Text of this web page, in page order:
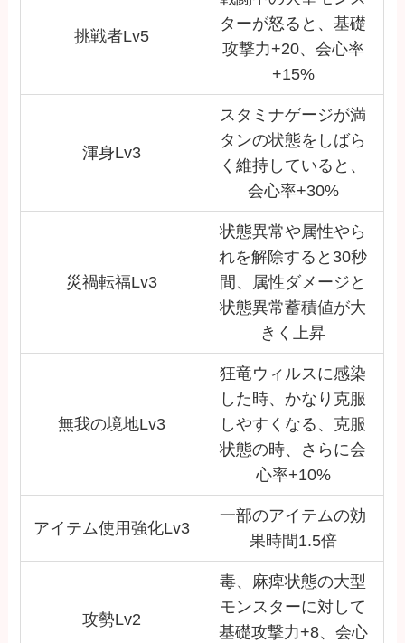
挑戦者Lv5
ターが怒ると、基礎
攻撃力+20、会心率
+15%
渾身Lv3
スタミナゲージが満
タンの状態をしばら
く維持していると、
会心率+30%
災禍転福Lv3
状態異常や属性やら
れを解除すると30秒
間、属性ダメージと
状態異常蓄積値が大
きく上昇
無我の境地Lv3
狂竜ウィルスに感染
した時、かなり克服
しやすくなる、克服
状態の時、さらに会
心率+10%
アイテム使用強化Lv3
一部のアイテムの効
果時間1.5倍
攻勢Lv2
毒、麻痺状態の大型
モンスターに対して
基礎攻撃力+8、会心